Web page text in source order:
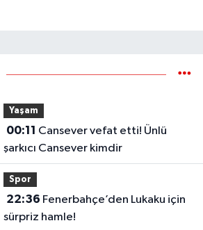
Yaşam
00:11
şarkıcı Cansever kimdir
Spor
22:36
sürpriz hamle!